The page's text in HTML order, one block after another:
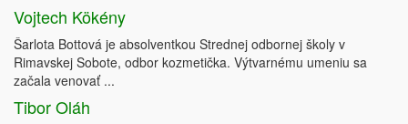
Vojtech Kökény
Šarlota Bottová je absolventkou Strednej odbornej školy v
Rimavskej Sobote, odbor kozmetička. Výtvarnému umeniu sa
začala venovať ...
Tibor Oláh